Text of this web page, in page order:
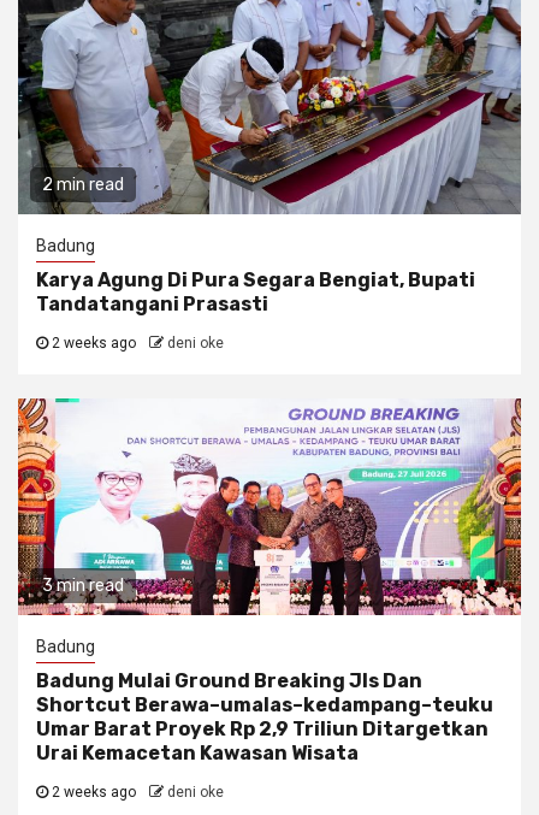
2 min read
Badung
Karya Agung Di Pura Segara Bengiat, Bupati
Tandatangani Prasasti
2 weeks ago deni oke
3 min read
Badung
Badung Mulai Ground Breaking Jls Dan
Shortcut Berawa–umalas–kedampang–teuku
Umar Barat Proyek Rp 2,9 Triliun Ditargetkan
Urai Kemacetan Kawasan Wisata
2 weeks ago deni oke